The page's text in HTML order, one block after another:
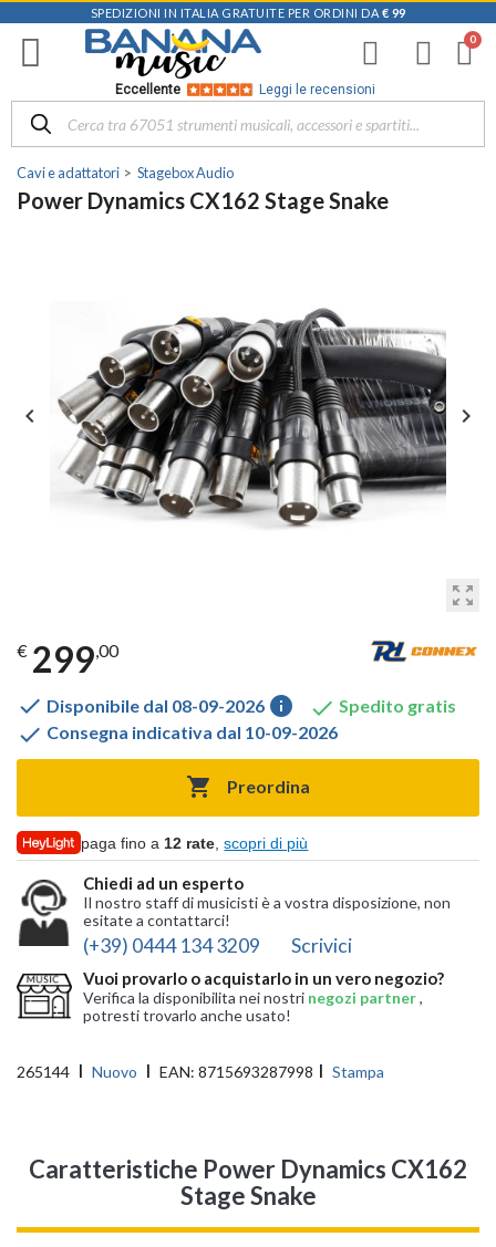
SPEDIZIONI IN ITALIA GRATUITE PER ORDINI DA € 99
Eccellente Leggi le recensioni
Cavi e adattatori Stagebox Audio
Power Dynamics CX162 Stage Snake
zoom_out_map
 
€ 299,00
 Disponibile dal 08-09-2026 info  Spedito gratis
 Consegna indicativa dal 10-09-2026
 Preordina
paga fino a 12 rate ,scopri di più
Chiedi ad un esperto
Il nostro staff di musicisti è a vostra disposizione, non
esitate a contattarci!
(+39) 0444 134 3209 Scrivici
Vuoi provarlo o acquistarlo in un vero negozio?
Verifica la disponibilita nei nostri negozi partner,
potresti trovarlo anche usato!
265144 Nuovo EAN: 8715693287998 Stampa
Caratteristiche Power Dynamics CX162
Stage Snake